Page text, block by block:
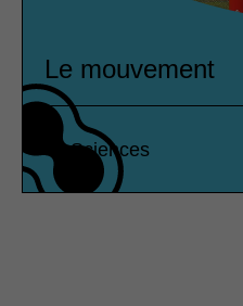
Le mouvement
Sciences